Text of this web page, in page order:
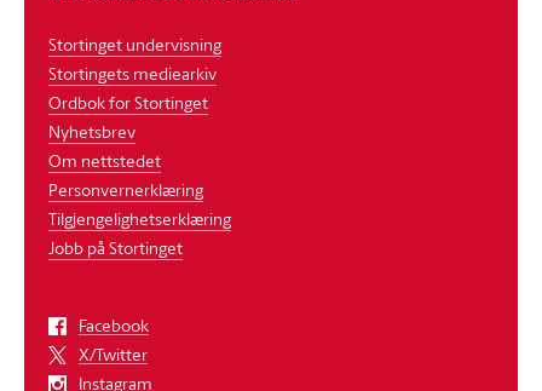
Stortinget undervisning
Stortingets mediearkiv
Ordbok for Stortinget
Nyhetsbrev
Om nettstedet
Personvernerklæring
Tilgjengelighetserklæring
Jobb på Stortinget
Facebook
X/Twitter
Instagram